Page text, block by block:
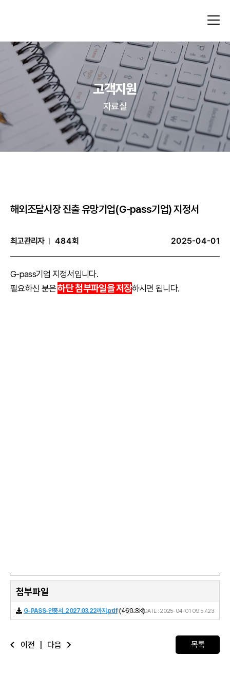
고객지원
자료실
해외조달시장 진출 유망기업(G-pass기업) 지정서
최고관리자 484회 2025-04-01
G-pass기업 지정서입니다.
필요하신 분은하단 첨부파일을 저장하시면 됩니다.
첨부파일
G-PASS-인증서_2027.03.22까지.pdf(460.8K)
29회 다운로드 | DATE : 2025-04-01 09:57:23
arrow_back_ios 이전 다음 arrow_forward_ios 목록